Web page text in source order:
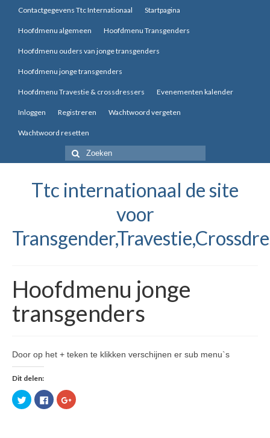
Contactgegevens Ttc Internationaal Startpagina
Hoofdmenu algemeen Hoofdmenu Transgenders
Hoofdmenu ouders van jonge transgenders
Hoofdmenu jonge transgenders
Hoofdmenu Travestie & crossdressers Evenementen kalender
Inloggen Registreren Wachtwoord vergeten
Wachtwoord resetten
Zoek
naar:
Ttc internationaal de site
voor
Hoofdmenu jonge
transgenders
Door op het + teken te klikken verschijnen er sub menu`s
Dit delen:
Klik
om
Klik
om
Klik
om